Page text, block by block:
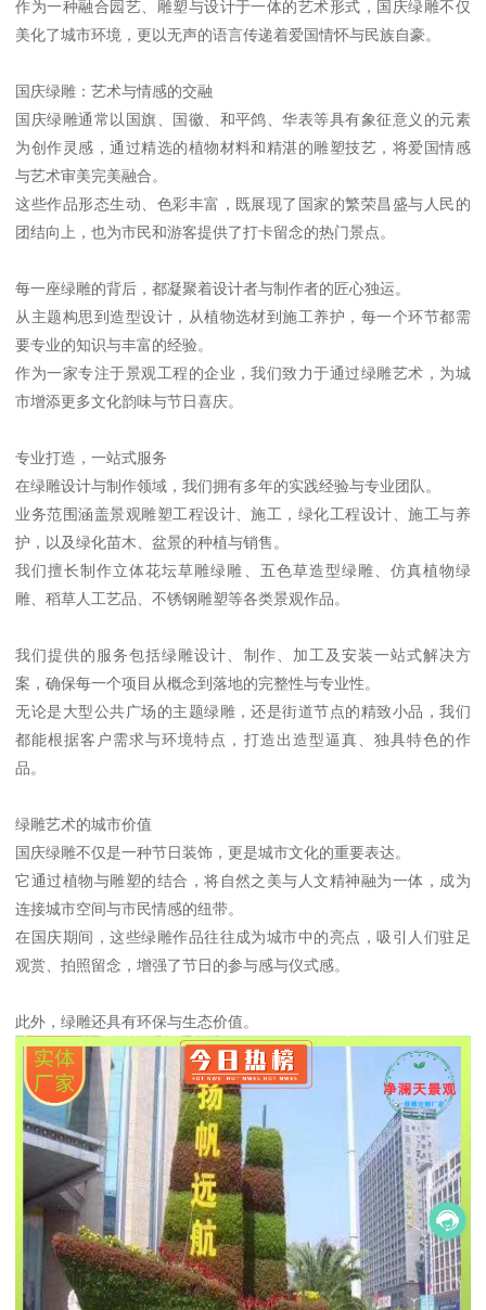
作为一种融合园艺、雕塑与设计于一体的艺术形式，国庆绿雕不仅
美化了城市环境，更以无声的语言传递着爱国情怀与民族自豪。
国庆绿雕：艺术与情感的交融
国庆绿雕通常以国旗、国徽、和平鸽、华表等具有象征意义的元素
为创作灵感，通过精选的植物材料和精湛的雕塑技艺，将爱国情感
与艺术审美完美融合。
这些作品形态生动、色彩丰富，既展现了国家的繁荣昌盛与人民的
团结向上，也为市民和游客提供了打卡留念的热门景点。
每一座绿雕的背后，都凝聚着设计者与制作者的匠心独运。
从主题构思到造型设计，从植物选材到施工养护，每一个环节都需
要专业的知识与丰富的经验。
作为一家专注于景观工程的企业，我们致力于通过绿雕艺术，为城
市增添更多文化韵味与节日喜庆。
专业打造，一站式服务
在绿雕设计与制作领域，我们拥有多年的实践经验与专业团队。
业务范围涵盖景观雕塑工程设计、施工，绿化工程设计、施工与养
护，以及绿化苗木、盆景的种植与销售。
我们擅长制作立体花坛草雕绿雕、五色草造型绿雕、仿真植物绿
雕、稻草人工艺品、不锈钢雕塑等各类景观作品。
我们提供的服务包括绿雕设计、制作、加工及安装一站式解决方
案，确保每一个项目从概念到落地的完整性与专业性。
无论是大型公共广场的主题绿雕，还是街道节点的精致小品，我们
都能根据客户需求与环境特点，打造出造型逼真、独具特色的作
品。
绿雕艺术的城市价值
国庆绿雕不仅是一种节日装饰，更是城市文化的重要表达。
它通过植物与雕塑的结合，将自然之美与人文精神融为一体，成为
连接城市空间与市民情感的纽带。
在国庆期间，这些绿雕作品往往成为城市中的亮点，吸引人们驻足
观赏、拍照留念，增强了节日的参与感与仪式感。
此外，绿雕还具有环保与生态价值。